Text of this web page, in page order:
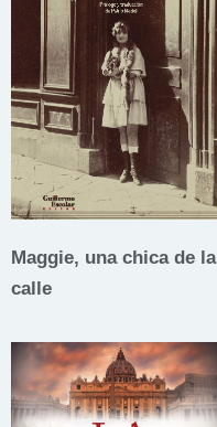
Maggie, una chica de la
calle